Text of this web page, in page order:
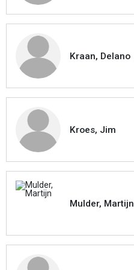
Kraan, Delano
Kroes, Jim
Mulder, Martijn